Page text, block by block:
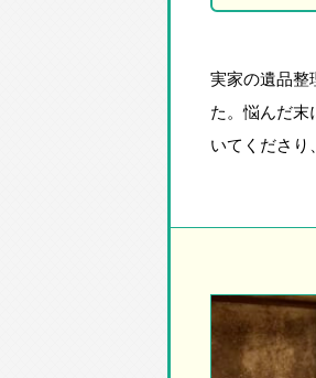
実家の遺品整
た。悩んだ
いてくださり